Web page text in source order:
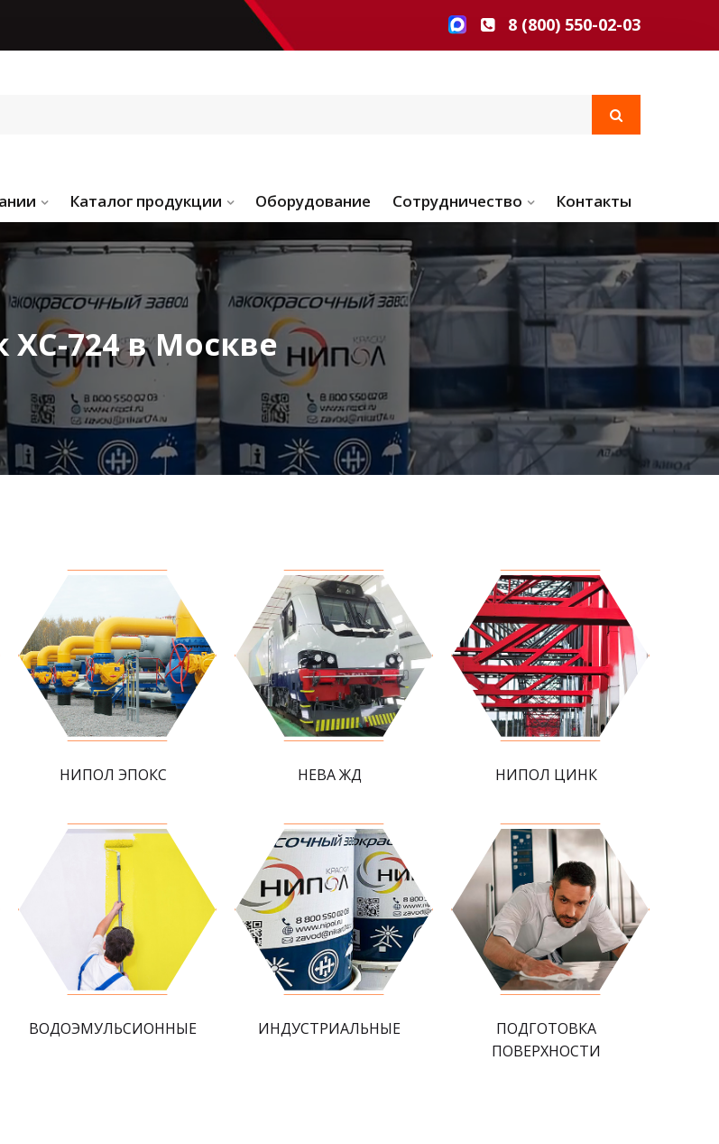
8 (800) 550-02-03
Каталог продукции Оборудование Сотрудничество Контакты
ХС-724 в Москве
НИПОЛ ЭПОКС НЕВА ЖД НИПОЛ ЦИНК
ВОДОЭМУЛЬСИОННЫЕ ИНДУСТРИАЛЬНЫЕ
ПОДГОТОВКА
ПОВЕРХНОСТИ